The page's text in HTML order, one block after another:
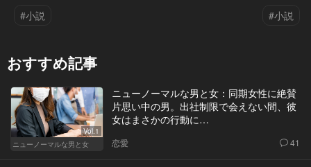
#小説 #小説
おすすめ記事
Vol.1
ニューノーマルな男と女
ニューノーマルな男と女：同期女性に絶賛
片思い中の男。出社制限で会えない間、彼
女はまさかの行動に…
恋愛 41